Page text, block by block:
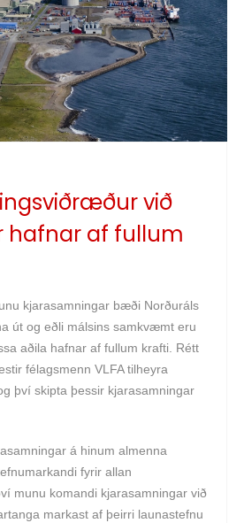
við
hafnar af fullum
kjarasamningar bæði Norðuráls
út og eðli málsins samkvæmt eru
aðila hafnar af fullum krafti. Rétt
félagsmenn VLFA tilheyra
því skipta þessir kjarasamningar
á hinum almenna
fyrir allan
munu komandi kjarasamningar við
markast af þeirri launastefnu